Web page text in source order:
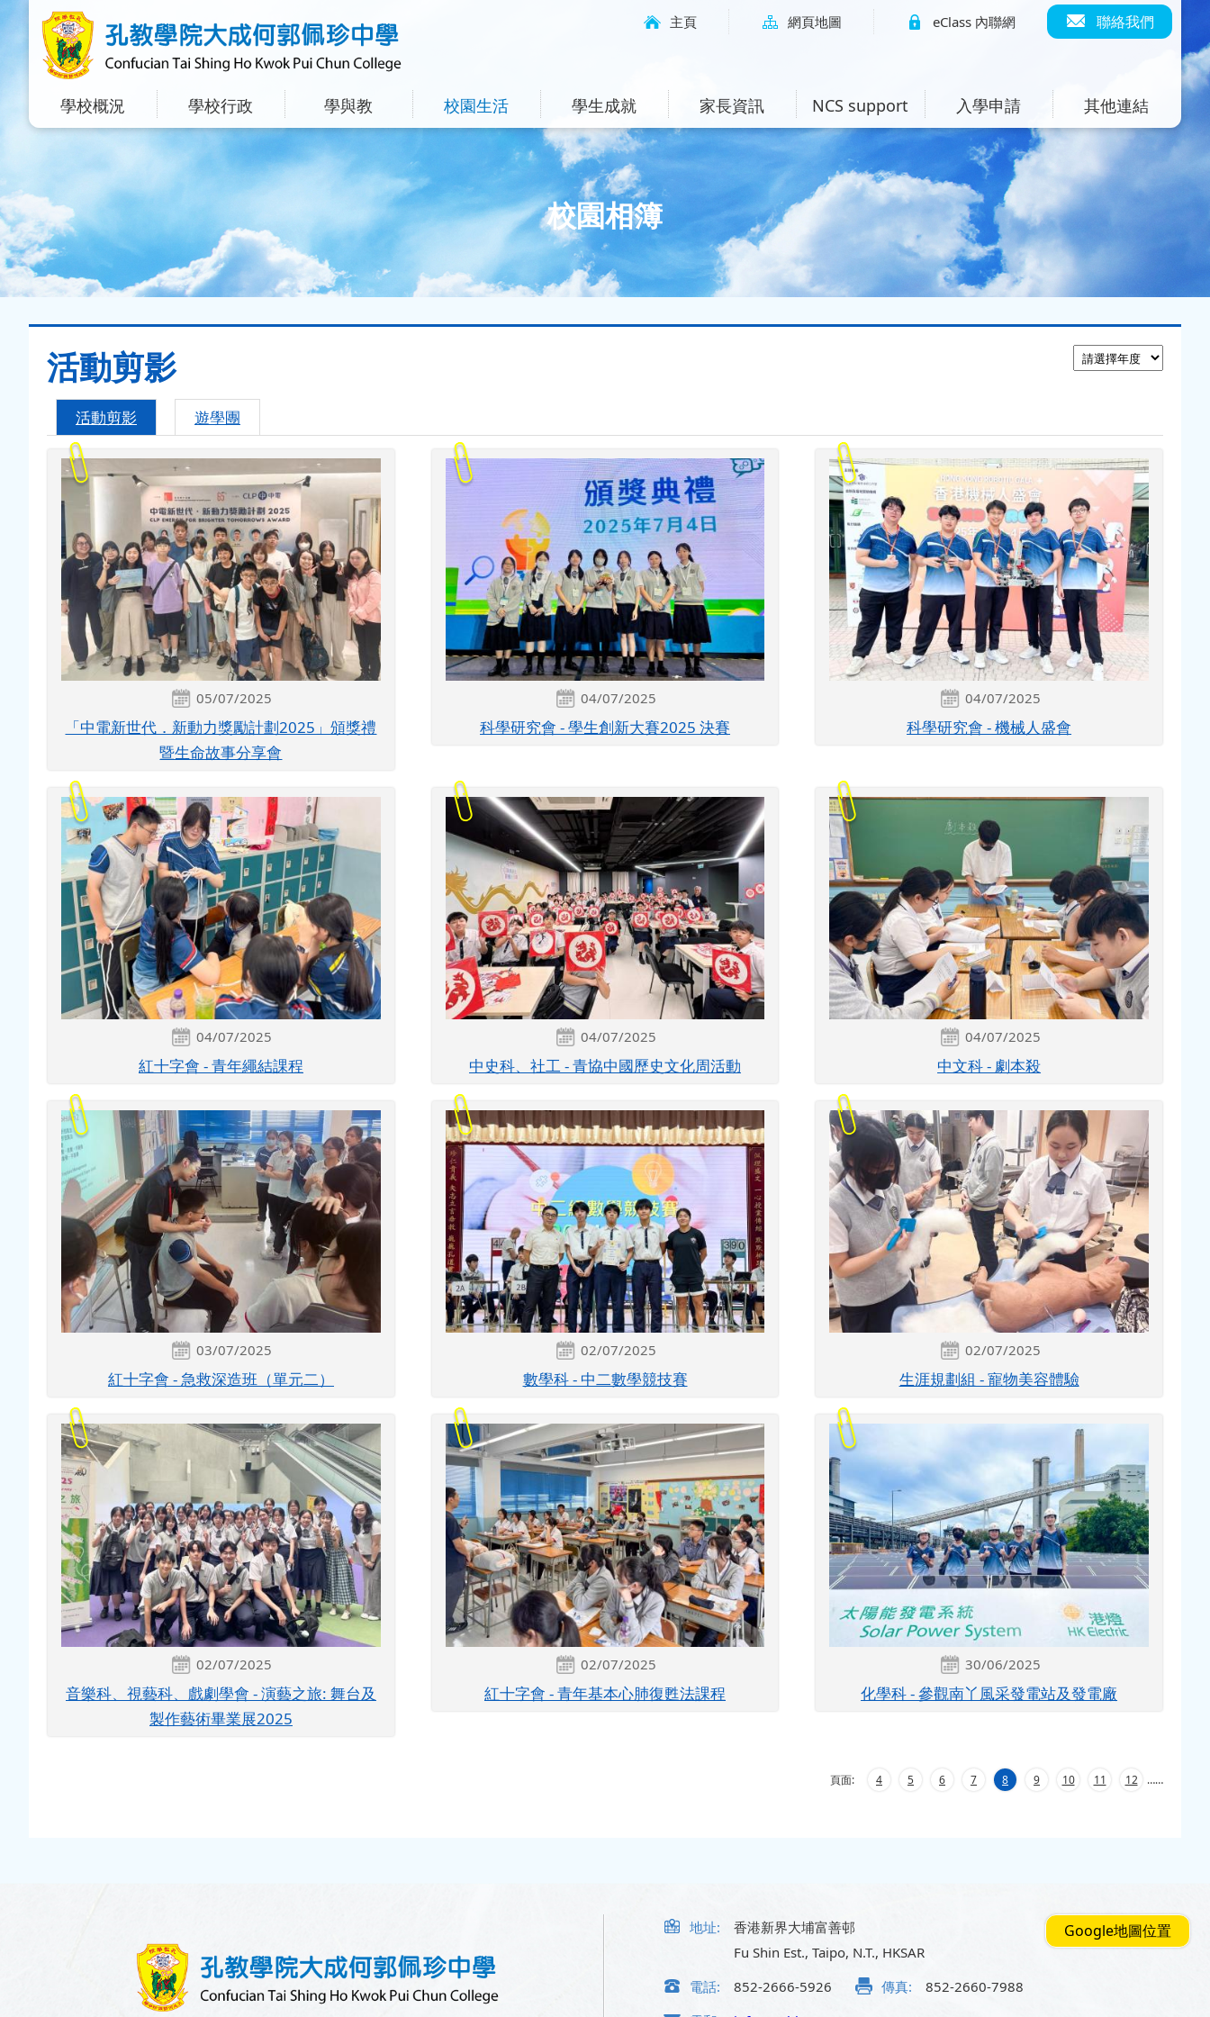
聯絡我們
主頁 網頁地圖 eClass 內聯網
學校概況 學校行政 學與教 校園生活 學生成就 家長資訊 NCS support 入學申請 其他連結
校園相簿
活動剪影
活動剪影 遊學團
05/07/2025
「中電新世代．新動力獎勵計劃2025」頒獎禮
暨生命故事分享會
04/07/2025
科學研究會 - 學生創新大賽2025 決賽
04/07/2025
科學研究會 - 機械人盛會
04/07/2025
紅十字會 - 青年繩結課程
04/07/2025
中史科、社工 - 青協中國歷史文化周活動
04/07/2025
中文科 - 劇本殺
03/07/2025
紅十字會 - 急救深造班（單元二）
02/07/2025
數學科 - 中二數學競技賽
02/07/2025
生涯規劃組 - 寵物美容體驗
02/07/2025
音樂科、視藝科、戲劇學會 - 演藝之旅: 舞台及
製作藝術畢業展2025
02/07/2025
紅十字會 - 青年基本心肺復甦法課程
30/06/2025
化學科 - 參觀南丫風采發電站及發電廠
頁面: …
4 5 6 7 8 9 10 11 12 …
Google地圖位置
地址:
香港新界大埔富善邨
Fu Shin Est., Taipo, N.T., HKSAR
電話:
852-2666-5926 傳真:
852-2660-7988